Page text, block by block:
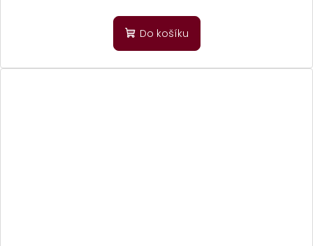
Do košíku